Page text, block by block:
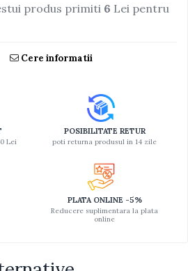
produs primiti 6 Lei pentru
Cere informatii
Lei
POSIBILITATE RETUR
poti returna produsul in 14 zile
PLATA ONLINE -5%
Reducere suplimentara la plata
online